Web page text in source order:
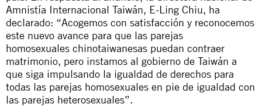
Amnistía Internacional Taiwán, E-Ling Chiu, ha
declarado: “Acogemos con satisfacción y reconocemos
este nuevo avance para que las parejas
homosexuales chinotaiwanesas puedan contraer
matrimonio, pero instamos al gobierno de Taiwán a
que siga impulsando la igualdad de derechos para
todas las parejas homosexuales en pie de igualdad con
las parejas heterosexuales”.